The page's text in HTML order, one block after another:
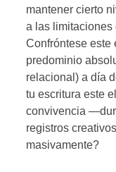
mantener cierto
a las limitaciones
Confróntese este
predominio
relacional) a día
tu escritura este
convivencia
registros
masivamente?